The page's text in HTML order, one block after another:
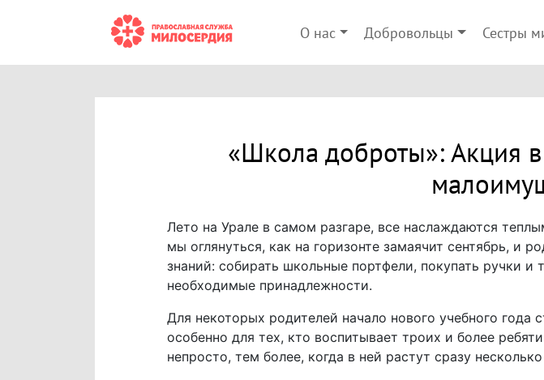
О нас Добровольцы Сестры
«Школа доброты»: Акция
Лето на Урале в самом разгаре, все наслаждаются
мы оглянуться, как на горизонте замаячит сентябрь, и
знаний: собирать школьные портфели, покупать ручки
необходимые принадлежности.
Для некоторых родителей начало нового учебного
особенно для тех, кто воспитывает троих и более
непросто, тем более, когда в ней растут сразу